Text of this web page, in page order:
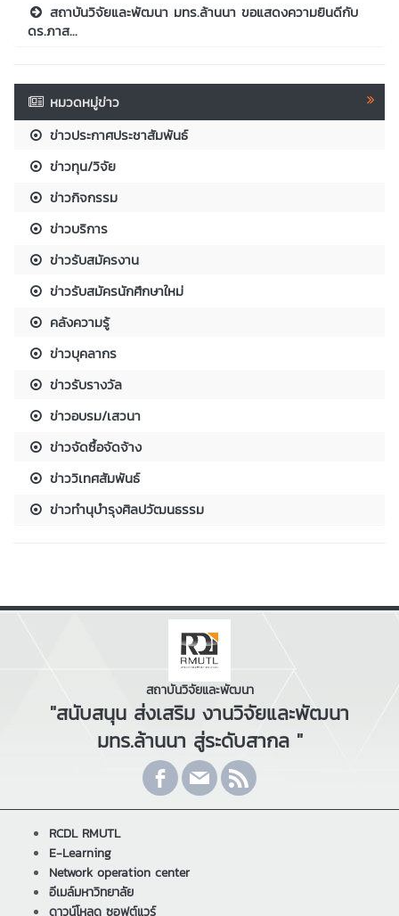
สถาบันวิจัยและพัฒนา มทร.ล้านนา ขอแสดงความยินดีกับ
ดร.ภาส...
หมวดหมู่ข่าว
ข่าวประกาศประชาสัมพันธ์
ข่าวทุน/วิจัย
ข่าวกิจกรรม
ข่าวบริการ
ข่าวรับสมัครงาน
ข่าวรับสมัครนักศึกษาใหม่
คลังความรู้
ข่าวบุคลากร
ข่าวรับรางวัล
ข่าวอบรม/เสวนา
ข่าวจัดซื้อจัดจ้าง
ข่าววิเทศสัมพันธ์
ข่าวทำนุบำรุงศิลปวัฒนธรรม
สถาบันวิจัยและพัฒนา
"สนับสนุน ส่งเสริม งานวิจัยและพัฒนา
มทร.ล้านนา สู่ระดับสากล "
RCDL RMUTL
E-Learning
Network operation center
อีเมล์มหาวิทยาลัย
ดาวน์โหลด ซอฟต์แวร์